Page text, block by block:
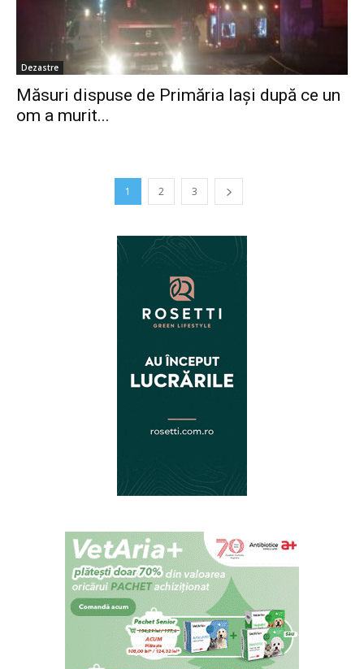
Dezastre
Măsuri dispuse de Primăria Iași după ce un
om a murit...
1 2 3